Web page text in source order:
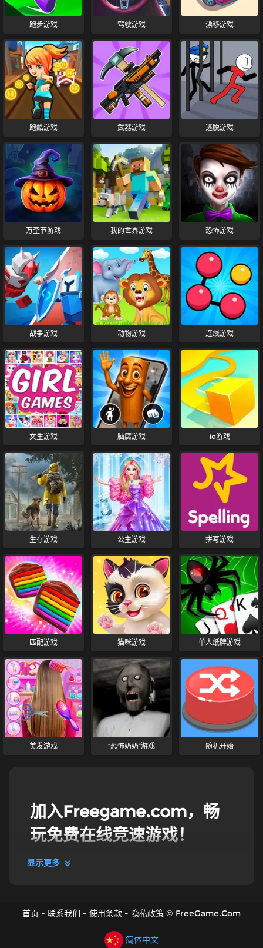
跑步游戏 驾驶游戏 漂移游戏
跑酷游戏 武器游戏 逃脱游戏
万圣节游戏 我的世界游戏 恐怖游戏
战争游戏 动物游戏 连线游戏
女生游戏 脑腐游戏 io游戏
生存游戏 公主游戏 拼写游戏
匹配游戏 猫咪游戏 单人纸牌游戏
美发游戏 “恐怖奶奶”游戏 随机开始
加入Freegame.com，畅
玩免费在线竞速游戏！
竞速游戏
入Freegame.com的在线竞速游戏，在我们精心挑选的
显示更多
首页 - 联系我们 - 使用条款 - 隐私政策 © FreeGame.Com
简体中文